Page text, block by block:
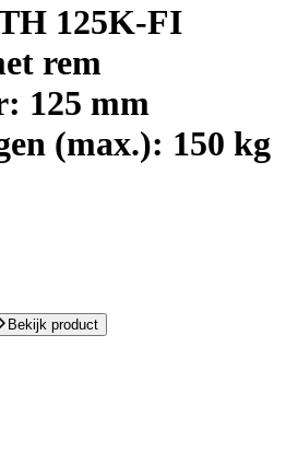
125K-FI
rem
125 mm
(max.): 150 kg
Bekijk product